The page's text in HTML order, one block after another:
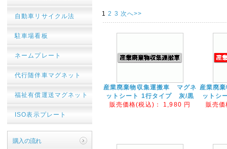
自動車リサイクル法
駐車場看板
ネームプレート
代行随伴車マグネット
福祉有償運送マグネット
ISO表示プレート
購入の流れ
1 2 3 次へ>>
産業廃棄物収集運搬車 マグネ
ットシート 1行タイプ 灰/黒
販売価格(税込)： 1,980 円
産業廃
ットシ
販売